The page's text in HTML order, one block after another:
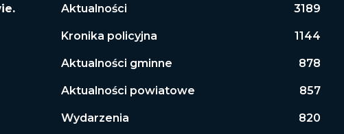
Aktualności 3189
Kronika policyjna 1144
Aktualności gminne 878
Aktualności powiatowe 857
Wydarzenia 820